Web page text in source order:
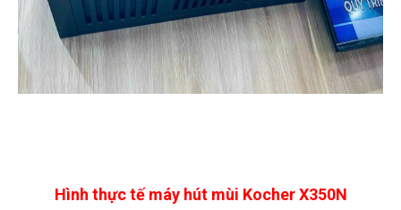
Hình thực tế máy hút mùi Kocher X350N